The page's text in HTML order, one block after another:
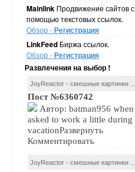
Mainlink Продвижение сайтов с
помощью текстовых ссылок.
Обзор -Регистрация
LinkFeed Биржа ссылок.
Обзор -Регистрация
Развлечения на выбор !
JoyReactor - смешные картинки ...
Пост №6360742
Автор: batman956 when
asked to work a little during
vacationРазвернуть
Комментировать
JoyReactor - смешные картинки ...